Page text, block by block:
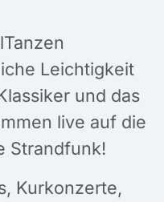
Leichtigkeit
und das
live auf die
Strandfunk!
Kurkonzerte,